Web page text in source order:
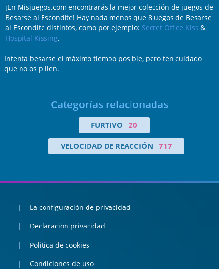
¡En Misjuegos.com encontrarás la mejor colección de juegos de
Besarse al Escondite! Hay nada menos que 8juegos de Besarse
al Escondite distintos, como por ejemplo: Secret Office Kiss &
Hospital Kissing.
Intenta besarse el máximo tiempo posible, pero ten cuidado
que no os pillen.
Categorías relacionadas
FURTIVO 20
VELOCIDAD DE REACCIÓN 717
La configuración de privacidad
Declaracion privacidad
Politica de cookies
Condiciones de uso